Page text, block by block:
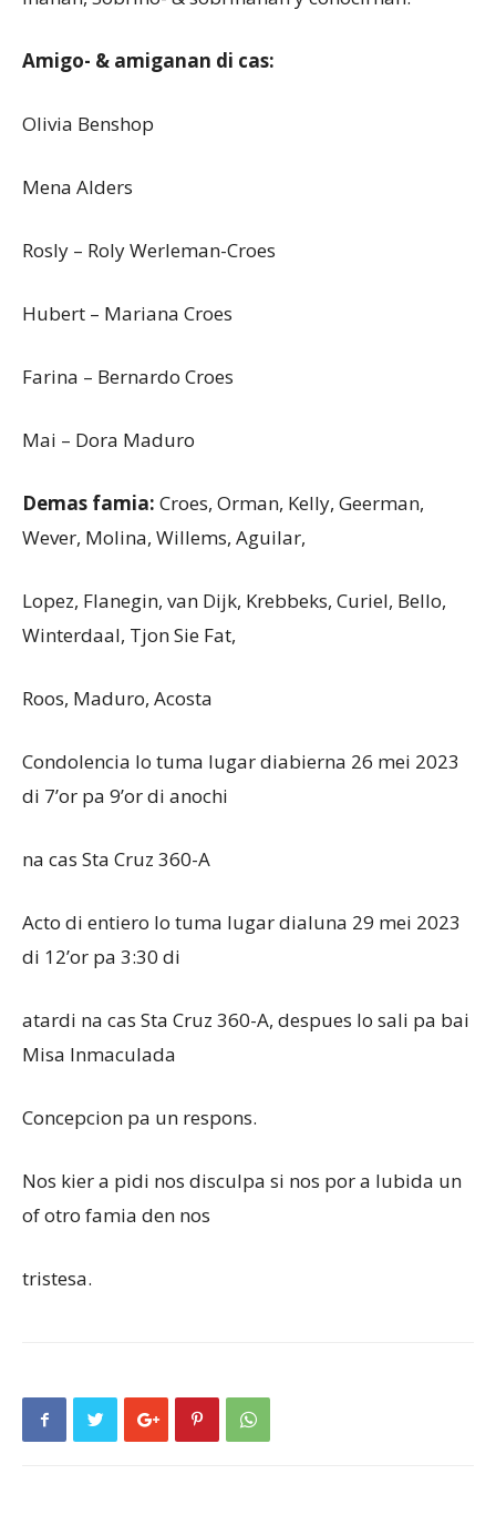
Amigo- & amiganan di cas:
Olivia Benshop
Mena Alders
Rosly – Roly Werleman-Croes
Hubert – Mariana Croes
Farina – Bernardo Croes
Mai – Dora Maduro
Demas famia: Croes, Orman, Kelly, Geerman,
Wever, Molina, Willems, Aguilar,
Lopez, Flanegin, van Dijk, Krebbeks, Curiel, Bello,
Winterdaal, Tjon Sie Fat,
Roos, Maduro, Acosta
Condolencia lo tuma lugar diabierna 26 mei 2023
di 7’or pa 9’or di anochi
na cas Sta Cruz 360-A
Acto di entiero lo tuma lugar dialuna 29 mei 2023
di 12’or pa 3:30 di
atardi na cas Sta Cruz 360-A, despues lo sali pa bai
Misa Inmaculada
Concepcion pa un respons.
Nos kier a pidi nos disculpa si nos por a lubida un
of otro famia den nos
tristesa.